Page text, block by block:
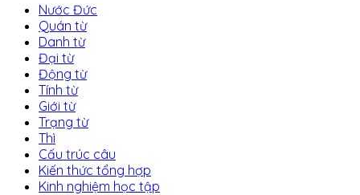
Nước Đức
Quán từ
Danh từ
Đại từ
Động từ
Tính từ
Giới từ
Trạng từ
Thì
Cấu trúc câu
Kiến thức tổng hợp
Kinh nghiệm học tập